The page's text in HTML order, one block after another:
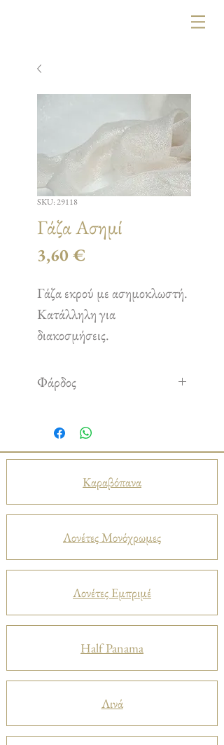
SKU: 29118
Γάζα Ασημί
3,60 €
Γάζα εκρού με ασημοκλωστή.
Κατάλληλη για
διακοσμήσεις.
Φάρδος
Καραβόπανα
Λονέτες Μονόχρωμες
Λονέτες Εμπριμέ
Half Panama
Λινά